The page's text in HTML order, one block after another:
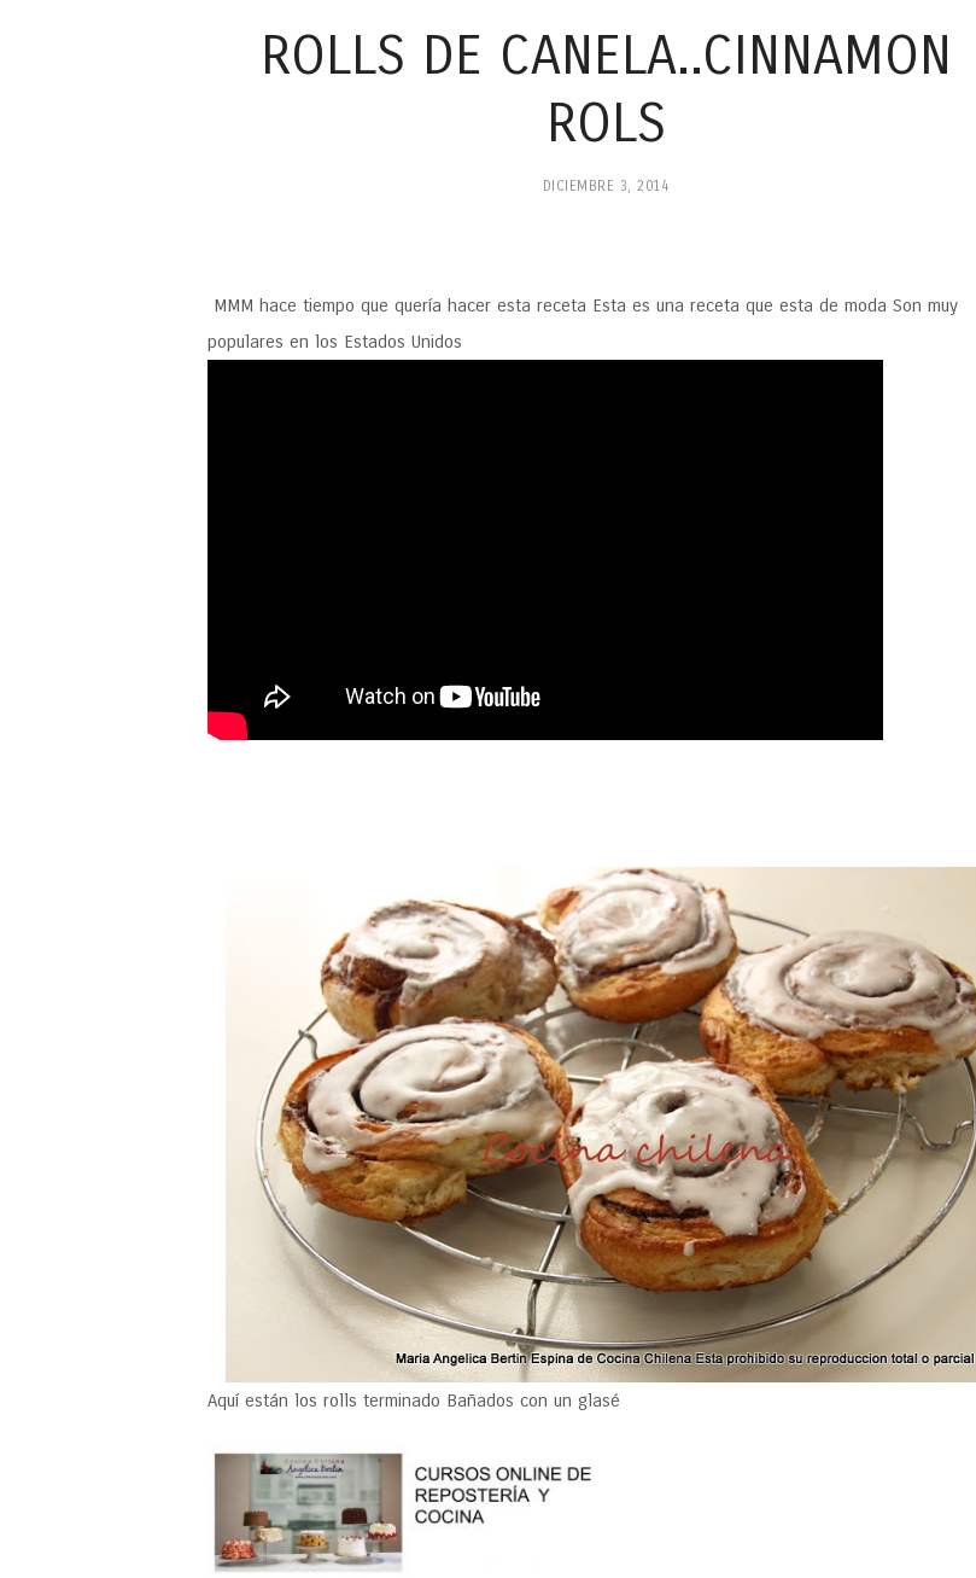
ROLLS DE CANELA..CINNAMON
ROLS
DICIEMBRE 3, 2014
MMM hace tiempo que quería hacer esta receta Esta es una receta que esta de moda Son muy
populares en los Estados Unidos
Aquí están los rolls terminado Bañados con un glasé